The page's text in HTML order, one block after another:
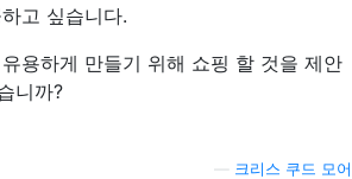
고 싶습니다.
용하게 만들기 위해 쇼핑 할 것을 제안
니까?
크리스 쿠드 모어